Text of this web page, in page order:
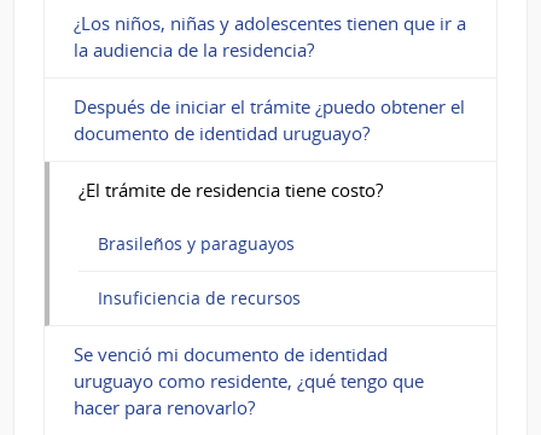
¿Los niños, niñas y adolescentes tienen que ir a
la audiencia de la residencia?
Después de iniciar el trámite ¿puedo obtener el
documento de identidad uruguayo?
¿El trámite de residencia tiene costo?
Brasileños y paraguayos
Insuficiencia de recursos
Se venció mi documento de identidad
uruguayo como residente, ¿qué tengo que
hacer para renovarlo?